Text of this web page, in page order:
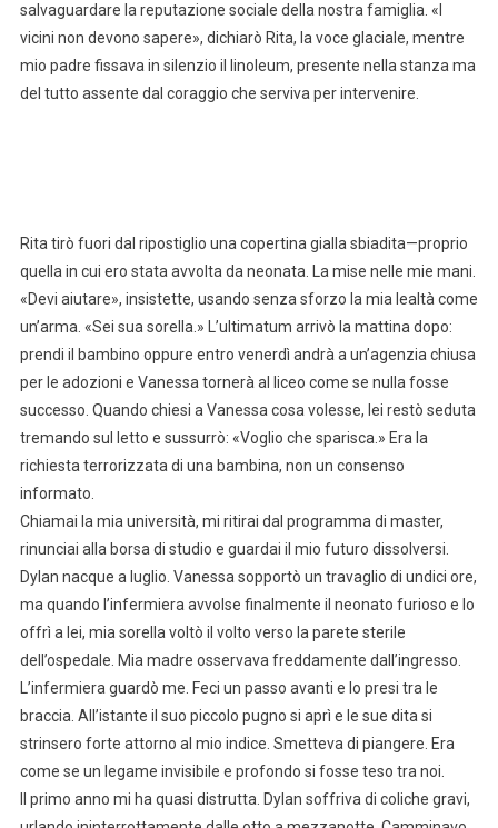
salvaguardare la reputazione sociale della nostra famiglia. «I
vicini non devono sapere», dichiarò Rita, la voce glaciale, mentre
mio padre fissava in silenzio il linoleum, presente nella stanza ma
del tutto assente dal coraggio che serviva per intervenire.
Rita tirò fuori dal ripostiglio una copertina gialla sbiadita—proprio
quella in cui ero stata avvolta da neonata. La mise nelle mie mani.
«Devi aiutare», insistette, usando senza sforzo la mia lealtà come
un’arma. «Sei sua sorella.» L’ultimatum arrivò la mattina dopo:
prendi il bambino oppure entro venerdì andrà a un’agenzia chiusa
per le adozioni e Vanessa tornerà al liceo come se nulla fosse
successo. Quando chiesi a Vanessa cosa volesse, lei restò seduta
tremando sul letto e sussurrò: «Voglio che sparisca.» Era la
richiesta terrorizzata di una bambina, non un consenso
informato.
Chiamai la mia università, mi ritirai dal programma di master,
rinunciai alla borsa di studio e guardai il mio futuro dissolversi.
Dylan nacque a luglio. Vanessa sopportò un travaglio di undici ore,
ma quando l’infermiera avvolse finalmente il neonato furioso e lo
offrì a lei, mia sorella voltò il volto verso la parete sterile
dell’ospedale. Mia madre osservava freddamente dall’ingresso.
L’infermiera guardò me. Feci un passo avanti e lo presi tra le
braccia. All’istante il suo piccolo pugno si aprì e le sue dita si
strinsero forte attorno al mio indice. Smetteva di piangere. Era
come se un legame invisibile e profondo si fosse teso tra noi.
Il primo anno mi ha quasi distrutta. Dylan soffriva di coliche gravi,